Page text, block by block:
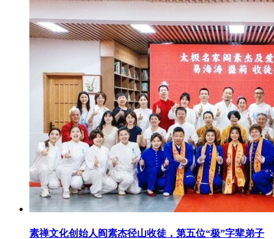
素禅文化创始人阎素杰径山收徒，第五位“极”字辈弟子